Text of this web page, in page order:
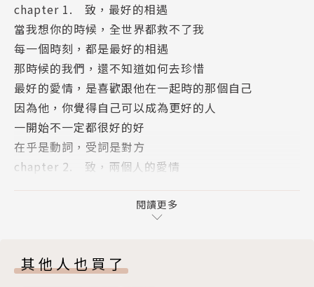
想念，並不代表還想在一起；
想念，是你和他之間最美好的距離；
想念，是個開關，一旦開啟，全世界都救不了你。
「想念與否，和是否在一起過，並沒有關係。那個人在
你心中留下深深淺淺的影子，便影響了之後的你。」
曾經痛徹心扉，現在會如何面對愛情？最好的自己被不
或許，別再急於逃離想念，等到有一天能說出：「謝謝
所謂的「完美」指的並不是他多好，而是，他讓你覺得
chapter 1. 致，最好的相遇
當我想你的時候，全世界都救不了我
每一個時刻，都是最好的相遇
那時候的我們，還不知道如何去珍惜
最好的愛情，是喜歡跟他在一起時的那個自己
因為他，你覺得自己可以成為更好的人
一開始不一定都很好的好
在乎是動詞，受詞是對方
chapter 2. 致，兩個人的愛情
壞了感情的不是祕密，而是想要挖掘的偏執
愛情軍師，戀人裡的第三者
閱讀更多
其他人也買了